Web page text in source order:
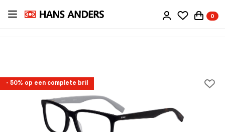
Ga
0
- 50% op een complete bril